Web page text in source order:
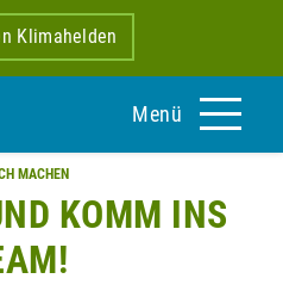
Klimahelden
Menü
MACHEN
KOMM INS